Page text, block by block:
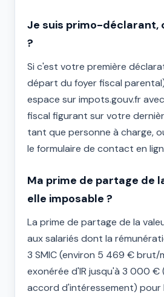
Je suis primo-déclarant,
?
Si c'est votre première
départ du foyer fiscal
espace sur impots.gouv.fr
fiscal figurant sur votre
tant que personne à charge,
le formulaire de contact en
Ma prime de partage de
elle imposable ?
La prime de partage de la
aux salariés dont la
3 SMIC (environ 5 469 € brut/
exonérée d'IR jusqu'à 3 000
accord d'intéressement) pour